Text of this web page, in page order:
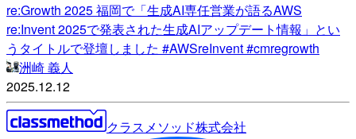
re:Growth 2025 福岡で「生成AI専任営業が語るAWS
re:Invent 2025で発表された生成AIアップデート情報」とい
うタイトルで登壇しました #AWSreInvent #cmregrowth
洲崎 義人
2025.12.12
クラスメソッド株式会社